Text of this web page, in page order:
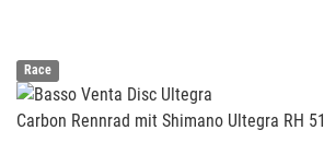
Race
Carbon Rennrad mit Shimano Ultegra RH 51